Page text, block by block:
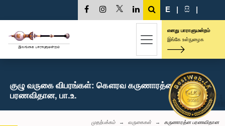
E | සි |
எனது பாராளுமன்றம்
இங்கே உள்நுழைக
குழு வருகை விபரங்கள்: கௌரவ கருணாரத்ன
பரணவிதான, பா.உ.
முதற்பக்கம் வருகைகள் கருணாரத்ன பரணவிதான